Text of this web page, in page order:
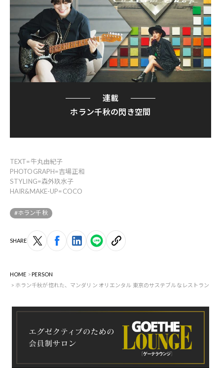
連載
ホラン千秋の閃き空間
TEXT=牛丸由紀子
PHOTOGRAPH=吉場正和
STYLING=森外玖水子
HAIR&MAKE-UP=COCO
#ホラン千秋
SHARE
HOME
PERSON
ホラン千秋が惚れた、マンダリン オリエンタル 東京のサステブルなレストラン